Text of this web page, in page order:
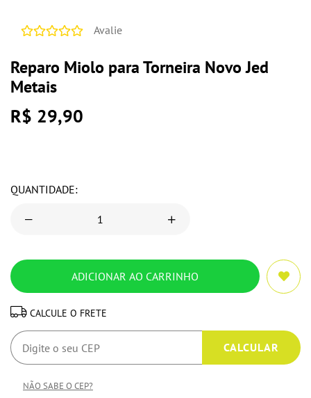
Avalie
Reparo Miolo para Torneira Novo Jed
Metais
R$ 29,90
QUANTIDADE:
CALCULE O FRETE
NÃO SABE O CEP?